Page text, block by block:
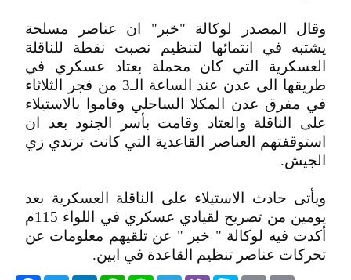
وقال المصدر لوكالة "خبر" ان عناصر مسلحة
يشتبه في انتمائها لتنظيم نصبت نقطة للناقلة
العسكرية التي كان محملة بعتاد عسكري في
طريقها الى عدن عند الساعة الـ3 من فجر الثلاثاء
في مفرق عدن المكلا الساحلي وقاموا بالاستيلاء
على الناقلة والعتاد وقامت بأسر الجنود بعد ان
استوقفتهم العناصر القاعدية التي كانت ترتدي زي
الجيش.
ويأتى حادث الاستيلاء على الناقلة العسكرية بعد
يومين من تصريح لقيادي عسكري في اللواء 115م
أكدت فيه لوكالة " خبر " عن تلقيهم معلومات عن
تحركات عناصر تنظيم القاعدة في ابين.